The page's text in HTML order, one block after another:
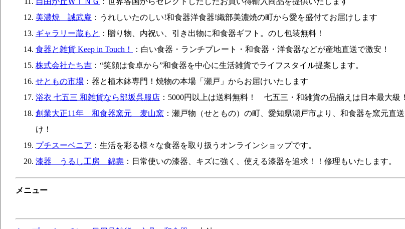
美濃焼 誠武庵 ：うれしいたのしい!和食器洋食器!織部美濃焼の町から愛を盛付てお届けします
ギャラリー蔵もと ：贈り物、内祝い、引き出物に和食器ギフト。のし包装無料！
食器と雑貨 Keep in Touch！
：白い食器・ランチプレート・和食器・洋食器などが産地直送で激安！
株式会社たち吉 ：“笑顔は食卓から”和食器を中心に生活雑貨でライフスタイル提案します。
せともの市場 ：器と植木鉢専門！焼物の本場「瀬戸」からお届けいたします
浴衣 七五三 和雑貨なら部坂呉服店 ：5000円以上は送料無料！ 七五三・和雑貨の品揃えは日本最大級！
創業大正11年 和食器窯元 麦山窯 ：瀬戸物（せともの）の町、愛知県瀬戸市より、和食器を窯元直
け！
プチスーベニア ：生活を彩る様々な食器を取り扱うオンラインショップです。
漆器 うるし工房 錦壽 ：日常使いの漆器、キズに強く、使える漆器を追求！！修理もいたします。
メニュー